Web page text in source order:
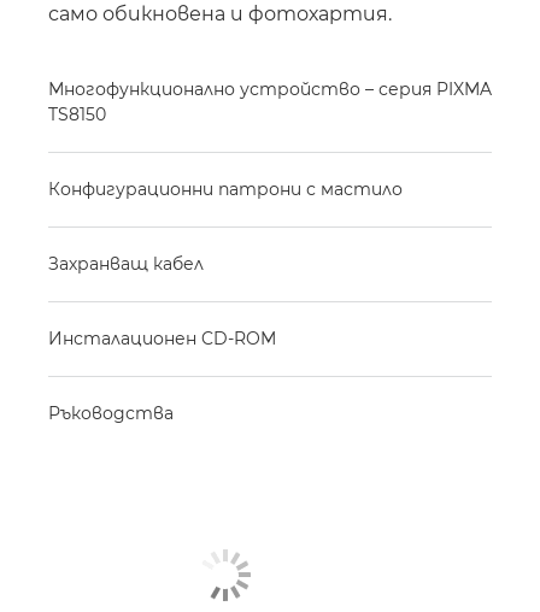
само обикновена и фотохартия.
Многофункционално устройство – серия PIXMA
TS8150
Конфигурационни патрони с мастило
Захранващ кабел
Инсталационен CD-ROM
Ръководства